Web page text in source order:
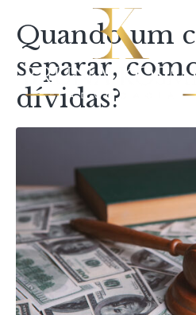
Quando um
separar,
dívidas?